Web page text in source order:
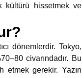
kültürü hissetmek ve
dönemlerdir. Tokyo,
civarındadır. Bu
etmek gerekir. Yazın